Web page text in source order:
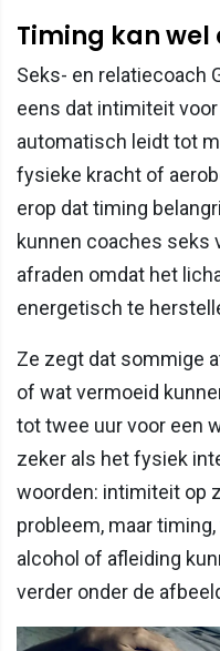
Timing kan wel
Seks- en relatiecoach
eens dat intimiteit
automatisch leidt tot
fysieke kracht of
erop dat timing
kunnen coaches seks
afraden omdat het
energetisch te
Ze zegt dat sommige
of wat vermoeid
tot twee uur voor een
zeker als het fysiek
woorden: intimiteit op
probleem, maar
alcohol of afleiding
verder onder de